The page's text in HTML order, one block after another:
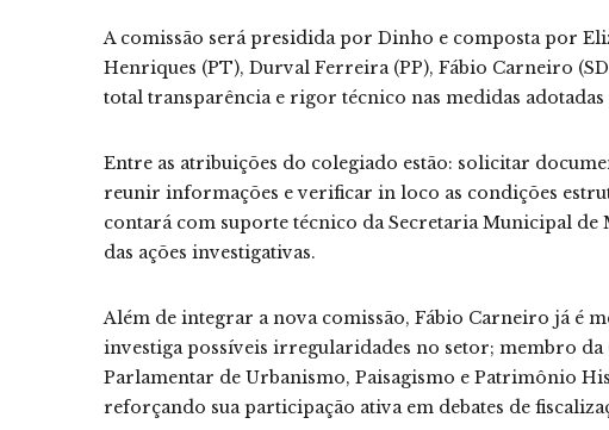
A comissão será presidida por Dinho e composta por
Henriques (PT), Durval Ferreira (PP), Fábio Carneiro
total transparência e rigor técnico nas medidas
Entre as atribuições do colegiado estão: solicitar
reunir informações e verificar in loco as condições
contará com suporte técnico da Secretaria Municipal de
das ações investigativas.
Além de integrar a nova comissão, Fábio Carneiro já é
investiga possíveis irregularidades no setor; membro
Parlamentar de Urbanismo, Paisagismo e Patrimônio
reforçando sua participação ativa em debates de